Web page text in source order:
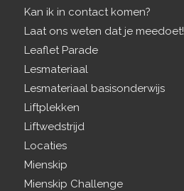
Kan ik in contact komen?
Laat ons weten dat je meedoet!
Leaflet Parade
Lesmateriaal
Lesmateriaal basisonderwijs
Liftplekken
Liftwedstrijd
Locaties
Mienskip
Mienskip Challenge